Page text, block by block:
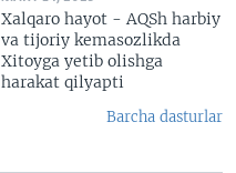
Xalqaro hayot - AQSh harbiy
va tijoriy kemasozlikda
Xitoyga yetib olishga
harakat qilyapti
Barcha dasturlar